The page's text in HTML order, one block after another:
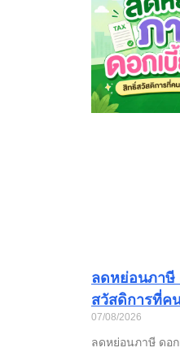
ลดหย่อนภาษี
สวัสดิการที่ค
07/08/2026
ลดหย่อนภาษี ดอ